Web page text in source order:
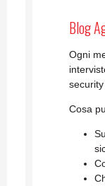
Blog
Ogni
security
Cosa